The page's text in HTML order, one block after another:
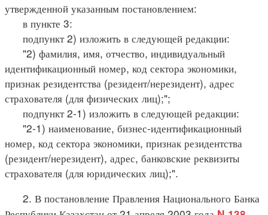
утвержденной указанным постановлением:
в пункте 3:
подпункт 2) изложить в следующей редакции:
"2) фамилия, имя, отчество, индивидуальный
идентификационный номер, код сектора экономики,
признак резидентства (резидент/нерезидент), адрес
страхователя (для физических лиц);";
подпункт 2-1) изложить в следующей редакции:
"2-1) наименование, бизнес-идентификационный
номер, код сектора экономики, признак резидентства
(резидент/нерезидент), адрес, банковские реквизиты
страхователя (для юридических лиц);".
2. В постановление Правления Национального Банка